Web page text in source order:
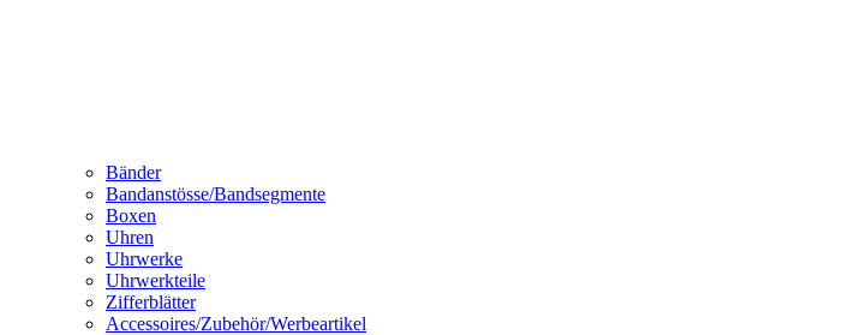
Bänder
Bandanstösse/Bandsegmente
Boxen
Uhren
Uhrwerke
Uhrwerkteile
Zifferblätter
Accessoires/Zubehör/Werbeartikel